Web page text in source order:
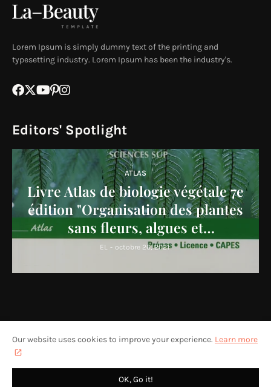
Lorem Ipsum is simply dummy text of the printing and
typesetting industry. Lorem Ipsum has been the industry's.
Editors' Spotlight
ATLAS
Livre Atlas de biologie végétale 7e
édition "Organisation des plantes
sans fleurs, algues et
champignons" PDF
EL - octobre 26, 2021
PRO BLOGGER TEMPLATES
Our website uses cookies to improve your experience. Learn more
OK, Go it!